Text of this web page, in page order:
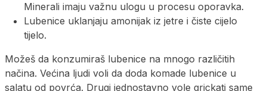
Minerali imaju važnu ulogu u procesu oporavka.
Lubenice uklanjaju amonijak iz jetre i čiste cijelo
tijelo.
Možeš da konzumiraš lubenice na mnogo različitih
načina. Većina ljudi voli da doda komade lubenice u
salatu od povrća. Drugi jednostavno vole grickati same